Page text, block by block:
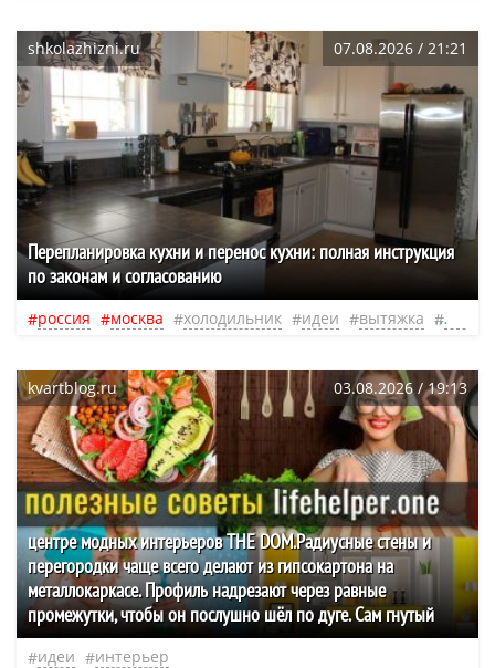
shkolazhizni.ru 07.08.2026 / 21:21
Перепланировка кухни и перенос кухни: полная инструкция
по законам и согласованию
россия москва холодильник идеи вытяжка нео
kvartblog.ru 03.08.2026 / 19:13
центре модных интерьеров THE DOM.Радиусные стены и
перегородки чаще всего делают из гипсокартона на
металлокаркасе. Профиль надрезают через равные
промежутки, чтобы он послушно шёл по дуге. Сам гнутый
идеи интерьер